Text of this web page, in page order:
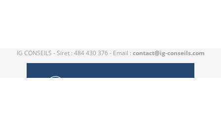
IG CONSEILS - Siret : 484 430 376 - Email : contact@ig-conseils.com